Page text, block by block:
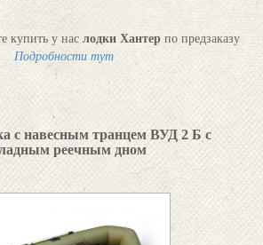
купить у нас лодки Хантер по предзаказу
Подробности тут
с навесным транцем ВУД 2 Б с
реечным дном